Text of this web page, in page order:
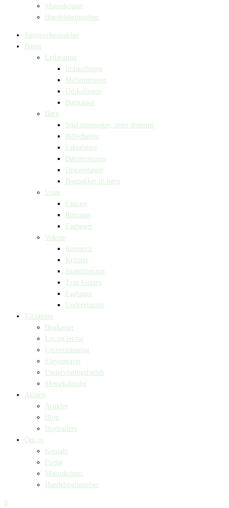
Manuskripter
Handelsbetingelser
Sommerbogpakker
Bøger
Letlæsning
Indskolingen
Mellemtrinnet
Udskolingen
Bogkasser
Børn
Små mennesker, store drømme
Billedbøger
Faktabøger
Børneromaner
Opgavebøger
Bogpakker til børn
Unge
Fantasy
Romaner
Fagbøger
Voksne
Romance
Krimier
Skønlitteratur
True Stories
Fagbøger
Undervisning
Til lærere
Bogkasser
Lix og let-tal
Universlæsning
Elevopgaver
Undervisningsforløb
Messekalender
Aktuelt
Artikler
Blog
Bogtrailere
Om os
Kontakt
Presse
Manuskripter
Handelsbetingelser
0